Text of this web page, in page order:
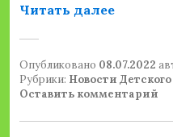
Читать далее
Опубликовано 08.07.2022
Рубрики: Новости
Оставить комментарий